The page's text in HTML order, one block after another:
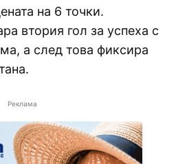
на 6 точки.
втория гол за успеха с
а след това фиксира
Реклама